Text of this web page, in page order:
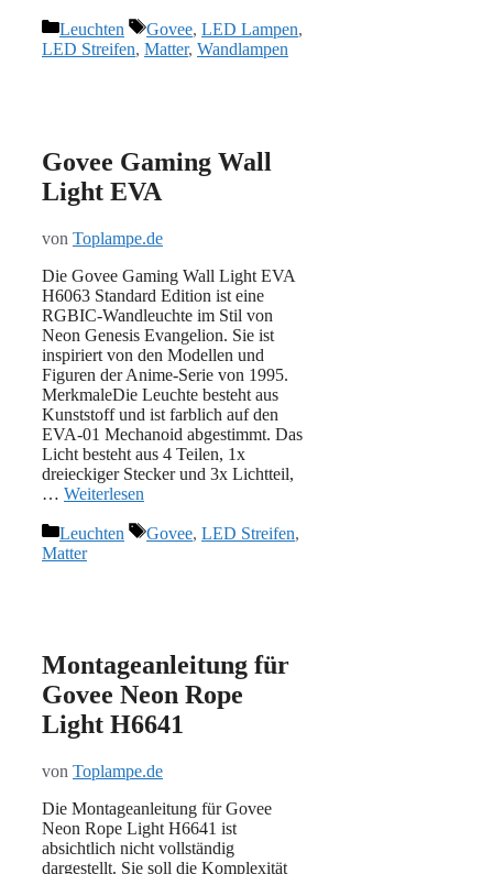
Kategorien
Leuchten Schlagwörter
Govee, LED Lampen,
LED Streifen, Matter, Wandlampen
Govee Gaming Wall
Light EVA
von Toplampe.de
Die Govee Gaming Wall Light EVA
H6063 Standard Edition ist eine
RGBIC-Wandleuchte im Stil von
Neon Genesis Evangelion. Sie ist
inspiriert von den Modellen und
Figuren der Anime-Serie von 1995.
MerkmaleDie Leuchte besteht aus
Kunststoff und ist farblich auf den
EVA-01 Mechanoid abgestimmt. Das
Licht besteht aus 4 Teilen, 1x
dreieckiger Stecker und 3x Lichtteil,
… Weiterlesen
Kategorien
Leuchten Schlagwörter
Govee, LED Streifen,
Matter
Montageanleitung für
Govee Neon Rope
Light H6641
von Toplampe.de
Die Montageanleitung für Govee
Neon Rope Light H6641 ist
absichtlich nicht vollständig
dargestellt. Sie soll die Komplexität